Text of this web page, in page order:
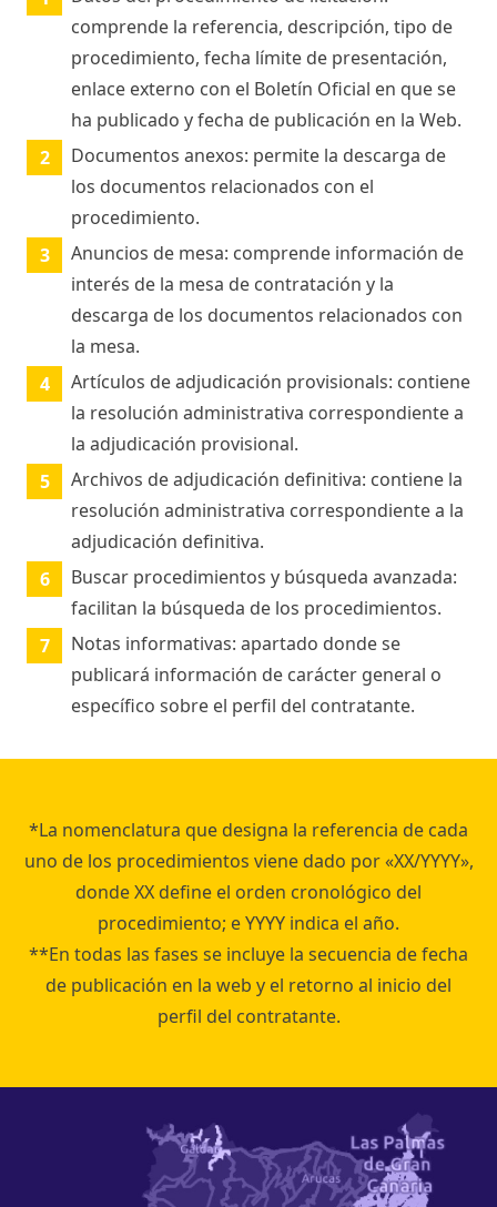
comprende la referencia, descripción, tipo de
procedimiento, fecha límite de presentación,
enlace externo con el Boletín Oficial en que se
ha publicado y fecha de publicación en la Web.
Documentos anexos: permite la descarga de
los documentos relacionados con el
procedimiento.
Anuncios de mesa: comprende información de
interés de la mesa de contratación y la
descarga de los documentos relacionados con
la mesa.
Artículos de adjudicación provisionals: contiene
la resolución administrativa correspondiente a
la adjudicación provisional.
Archivos de adjudicación definitiva: contiene la
resolución administrativa correspondiente a la
adjudicación definitiva.
Buscar procedimientos y búsqueda avanzada:
facilitan la búsqueda de los procedimientos.
Notas informativas: apartado donde se
publicará información de carácter general o
específico sobre el perfil del contratante.
*La nomenclatura que designa la referencia de cada
uno de los procedimientos viene dado por «XX/YYYY»,
donde XX define el orden cronológico del
procedimiento; e YYYY indica el año.
**En todas las fases se incluye la secuencia de fecha
de publicación en la web y el retorno al inicio del
perfil del contratante.